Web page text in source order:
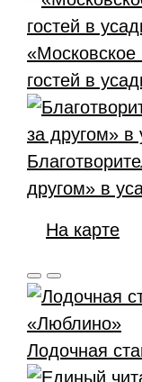
«Московское
гостей в
другом» в
На карте
Лодочная